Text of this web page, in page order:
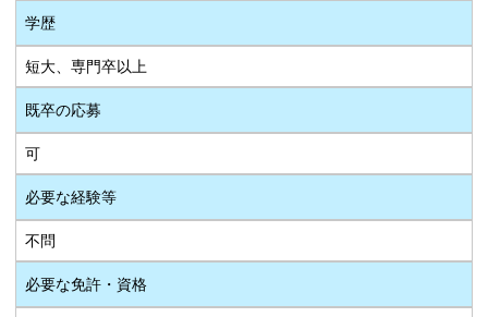
学歴
短大、専門卒以上
既卒の応募
可
必要な経験等
不問
必要な免許・資格